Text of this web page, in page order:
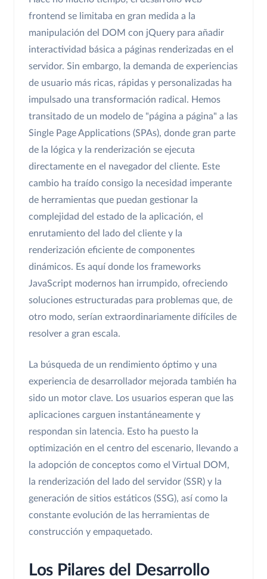
frontend se limitaba en gran medida a la
manipulación del DOM con jQuery para añadir
interactividad básica a páginas renderizadas en el
servidor. Sin embargo, la demanda de experiencias
de usuario más ricas, rápidas y personalizadas ha
impulsado una transformación radical. Hemos
transitado de un modelo de "página a página" a las
Single Page Applications (SPAs), donde gran parte
de la lógica y la renderización se ejecuta
directamente en el navegador del cliente. Este
cambio ha traído consigo la necesidad imperante
de herramientas que puedan gestionar la
complejidad del estado de la aplicación, el
enrutamiento del lado del cliente y la
renderización eficiente de componentes
dinámicos. Es aquí donde los frameworks
JavaScript modernos han irrumpido, ofreciendo
soluciones estructuradas para problemas que, de
otro modo, serían extraordinariamente difíciles de
resolver a gran escala.
La búsqueda de un rendimiento óptimo y una
experiencia de desarrollador mejorada también ha
sido un motor clave. Los usuarios esperan que las
aplicaciones carguen instantáneamente y
respondan sin latencia. Esto ha puesto la
optimización en el centro del escenario, llevando a
la adopción de conceptos como el Virtual DOM,
la renderización del lado del servidor (SSR) y la
generación de sitios estáticos (SSG), así como la
constante evolución de las herramientas de
construcción y empaquetado.
Los Pilares del Desarrollo